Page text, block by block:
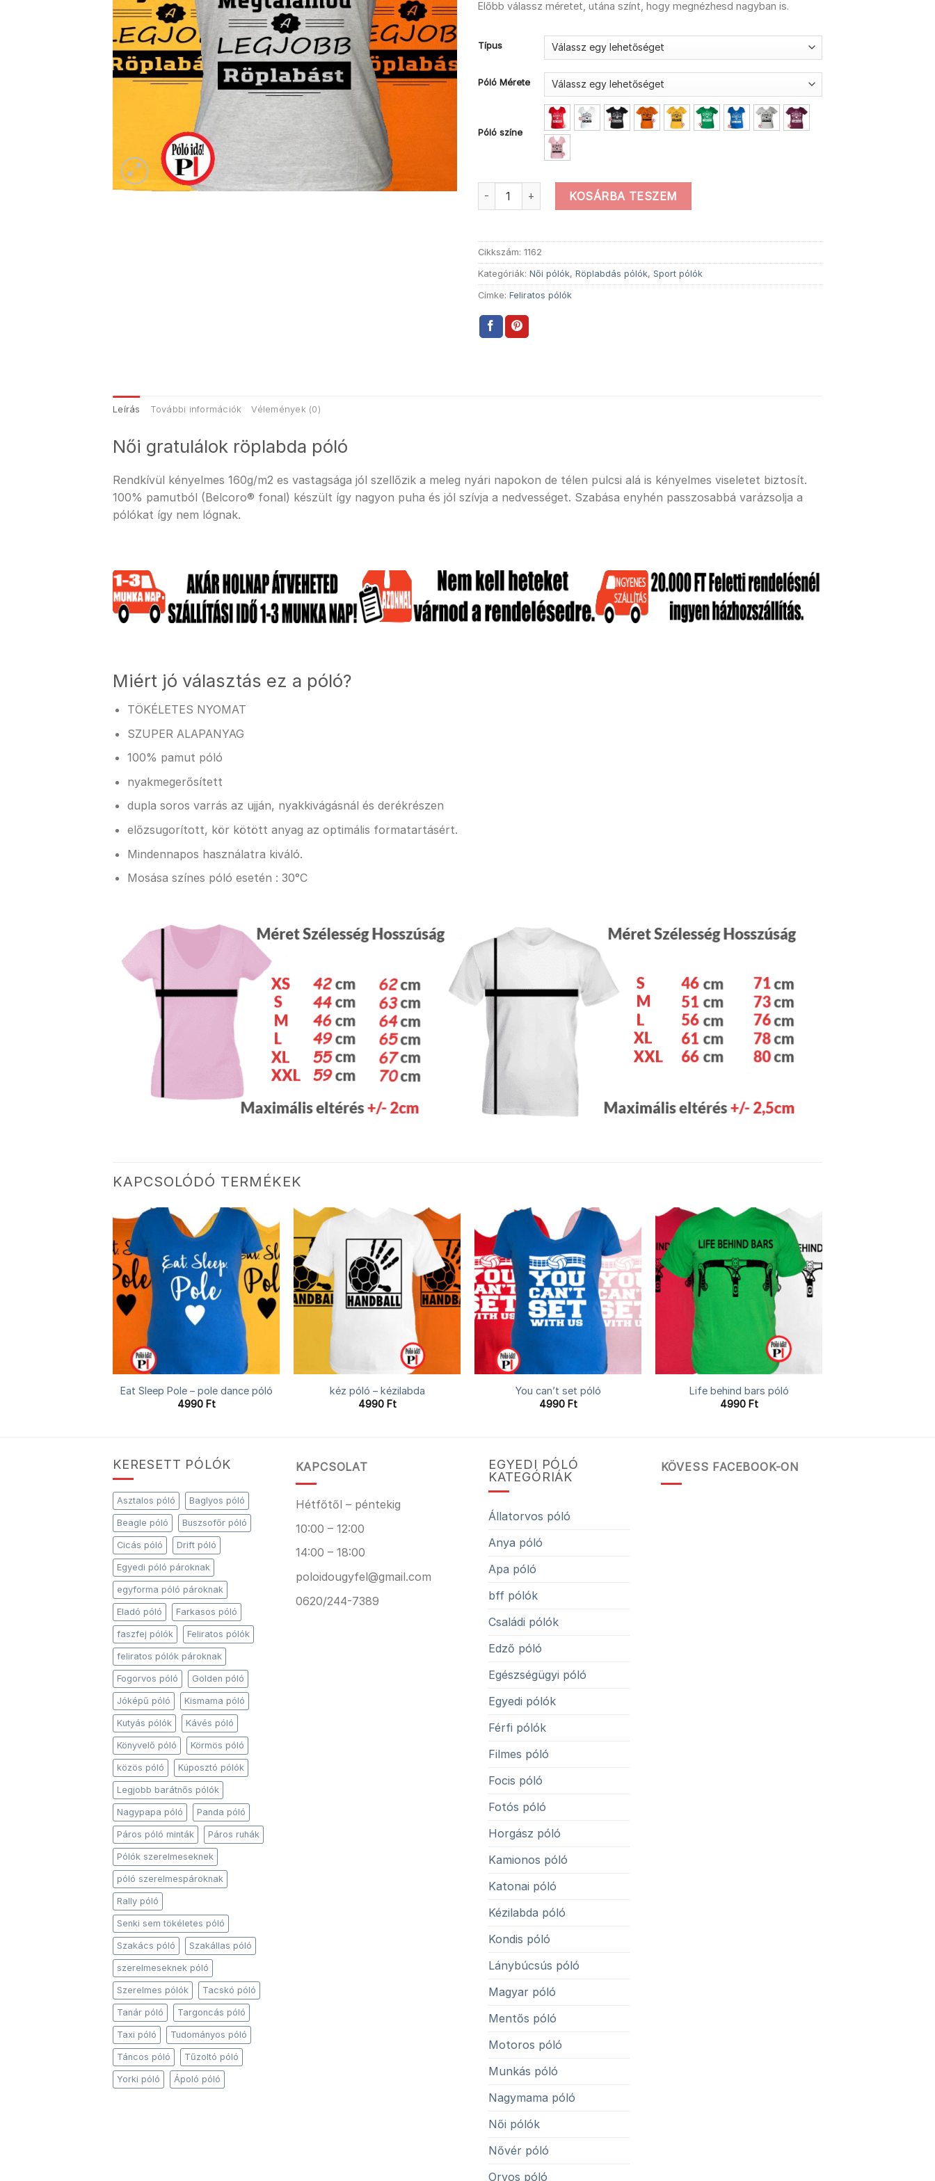
Előbb válassz méretet, utána színt, hogy megnézhesd nagyban is.
Típus
Póló Mérete
Póló színe
Női gratulálok röplabda póló mennyiség
KOSÁRBA TESZEM
Cikkszám: 1162
Kategóriák: Női pólók, Röplabdás pólók, Sport pólók
Címke: Feliratos pólók
Leírás További információk Vélemények (0)
Női gratulálok röplabda póló
Rendkívül kényelmes 160g/m2 es vastagsága jól szellőzik a meleg nyári napokon de télen pulcsi alá is kényelmes viseletet biztosít.
100% pamutból (Belcoro® fonal) készült így nagyon puha és jól szívja a nedvességet. Szabása enyhén passzosabbá varázsolja a
pólókat így nem lógnak.
Miért jó választás ez a póló?
TÖKÉLETES NYOMAT
SZUPER ALAPANYAG
100% pamut póló
nyakmegerősített
dupla soros varrás az ujján, nyakkivágásnál és derékrészen
előzsugorított, kör kötött anyag az optimális formatartásért.
Mindennapos használatra kiváló.
Mosása színes póló esetén : 30°C
KAPCSOLÓDÓ TERMÉKEK
Eat Sleep Pole – pole dance póló
4990 Ft
kéz póló – kézilabda
4990 Ft
You can’t set póló
4990 Ft
Life behind bars póló
4990 Ft
KERESETT PÓLÓK
Asztalos póló Baglyos póló
Beagle póló Buszsofőr póló
Cicás póló Drift póló
Egyedi póló pároknak
egyforma póló pároknak
Eladó póló Farkasos póló
faszfej pólók Feliratos pólók
feliratos pólók pároknak
Fogorvos póló Golden póló
Jóképű póló Kismama póló
Kutyás pólók Kávés póló
Könyvelő póló Körmös póló
közös póló Kúposztó pólók
Legjobb barátnős pólók
Nagypapa póló Panda póló
Páros póló minták Páros ruhák
Pólók szerelmeseknek
póló szerelmespároknak
Rally póló
Senki sem tökéletes póló
Szakács póló Szakállas póló
szerelmeseknek póló
Szerelmes pólók Tacskó póló
Tanár póló Targoncás póló
Taxi póló Tudományos póló
Táncos póló Tűzoltó póló
Yorki póló Ápoló póló
KAPCSOLAT
Hétfőtől – péntekig
10:00 – 12:00
14:00 – 18:00
poloidougyfel@gmail.com
0620/244-7389
EGYEDI PÓLÓ
KATEGÓRIÁK
Állatorvos póló
Anya póló
Apa póló
bff pólók
Családi pólók
Edző póló
Egészségügyi póló
Egyedi pólók
Férfi pólók
Filmes póló
Focis póló
Fotós póló
Horgász póló
Kamionos póló
Katonai póló
Kézilabda póló
Kondis póló
Lánybúcsús póló
Magyar póló
Mentős póló
Motoros póló
Munkás póló
Nagymama póló
Női pólók
Nővér póló
Orvos póló
KÖVESS FACEBOOK-ON